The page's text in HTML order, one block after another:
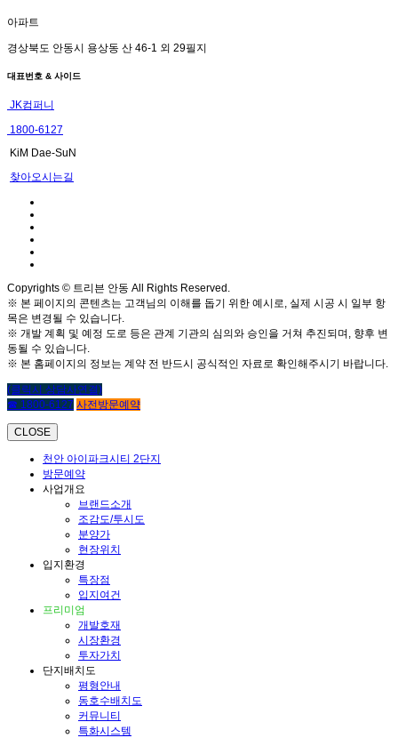
아파트
경상북도 안동시 용상동 산 46-1 외 29필지
대표번호 & 사이드
JK컴퍼니
1800-6127
KiM Dae-SuN
찾아오시는길
Copyrights © 트리븐 안동 All Rights Reserved.
※ 본 페이지의 콘텐츠는 고객님의 이해를 돕기 위한 예시로, 실제 시공 시 일부 항
목은 변경될 수 있습니다.
※ 개발 계획 및 예정 도로 등은 관계 기관의 심의와 승인을 거쳐 추진되며, 향후 변
동될 수 있습니다.
※ 본 홈페이지의 정보는 계약 전 반드시 공식적인 자료로 확인해주시기 바랍니다.
(클릭시 상담사연결)
☎ 1800-6127 사전방문예약
CLOSE
천안 아이파크시티 2단지
방문예약
사업개요
브랜드소개
조감도/투시도
분양가
현장위치
입지환경
특장점
입지여건
프리미엄
개발호재
시장환경
투자가치
단지배치도
평형안내
동호수배치도
커뮤니티
특화시스템